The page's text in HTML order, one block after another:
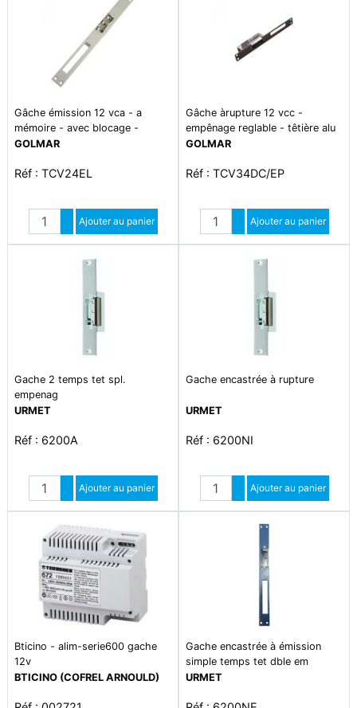
Gâche émission 12 vca - a
mémoire - avec blocage -
têtière alu longue
GOLMAR
Réf : TCV24EL
Quantité
Augmenter quantité
Diminuer quantité
Ajouter au panier
Gâche àrupture 12 vcc -
empênage reglable - têtière alu
courte
GOLMAR
Réf : TCV34DC/EP
Quantité
Augmenter quantité
Diminuer quantité
Ajouter au panier
Gache 2 temps tet spl.
empenag
URMET
Réf : 6200A
Quantité
Augmenter quantité
Diminuer quantité
Ajouter au panier
Gache encastrée à rupture
URMET
Réf : 6200NI
Quantité
Augmenter quantité
Diminuer quantité
Ajouter au panier
Bticino - alim-serie600 gache
12v
BTICINO (COFREL ARNOULD)
Gache encastrée à émission
simple temps tet dble em
URMET